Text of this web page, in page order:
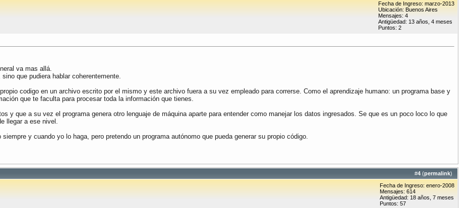
Fecha de Ingreso: marzo-2013
Ubicación: Buenos Aires
Mensajes: 4
Antigüedad: 13 años, 4 meses
Puntos: 2
va mas allá.
que pudiera hablar coherentemente.
codigo en un archivo escrito por el mismo y este archivo fuera a su vez empleado para correrse. Como el aprendizaje humano: un programa base y
que te faculta para procesar toda la información que tienes.
y que a su vez el programa genera otro lenguaje de máquina aparte para entender como manejar los datos ingresados. Se que es un poco loco lo que
llegar a ese nivel.
y cuando yo lo haga, pero pretendo un programa autónomo que pueda generar su propio código.
#4 (permalink)
Fecha de Ingreso: enero-2008
Mensajes: 614
Antigüedad: 18 años, 7 meses
Puntos: 57